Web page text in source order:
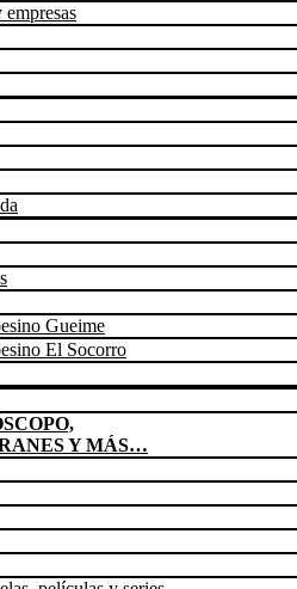
Gueime
El Socorro
Y MÁS…